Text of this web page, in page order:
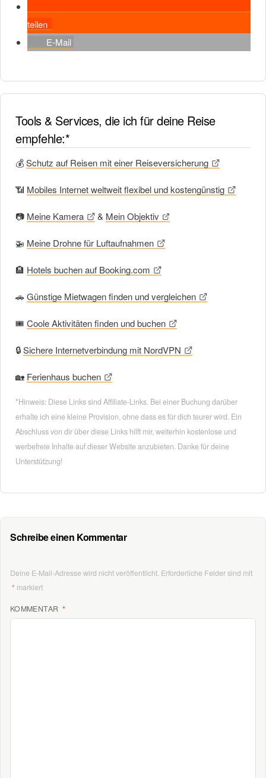
teilen
E-Mail
Tools & Services, die ich für deine Reise
empfehle:*
💰Schutz auf Reisen mit einer Reiseversicherung
📶 Mobiles Internet weltweit flexibel und kostengünstig
📷 Meine Kamera & Mein Objektiv
🚁 Meine Drohne für Luftaufnahmen
🏨 Hotels buchen auf Booking.com
🚗 Günstige Mietwagen finden und vergleichen
🎟 Coole Aktivitäten finden und buchen
🔒Sichere Internetverbindung mit NordVPN
🏡 Ferienhaus buchen
*Hinweis: Diese Links sind Affiliate-Links. Bei einer Buchung darüber
erhalte ich eine kleine Provision, ohne dass es für dich teurer wird. Ein
Abschluss von dir über diese Links hilft mir, weiterhin kostenlose und
werbefreie Inhalte auf dieser Website anzubieten. Danke für deine
Unterstützung!
Schreibe einen Kommentar
Deine E-Mail-Adresse wird nicht veröffentlicht. Erforderliche Felder sind mit
* markiert
KOMMENTAR *